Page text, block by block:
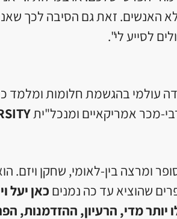
האנשים. זאת גם הסיבה לכך
לסייע לי".
עולמי בהגשמת חלומות ומלמד
מכר אמריקאיים ומנכל"ית
ומרצה בין-לאומי, שחקן ויזם.
שהוציא עד כה נמנים כאן יעל
מדי, הרעיון, ההזדמנות,